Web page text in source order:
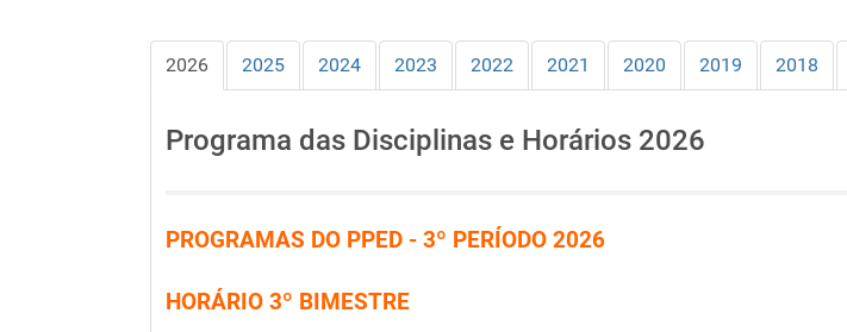
2026 2025 2024 2023 2022 2021 2020 2019 2018
Programa das Disciplinas e Horários 2026
PROGRAMAS DO PPED - 3º PERÍODO 2026
HORÁRIO 3º BIMESTRE